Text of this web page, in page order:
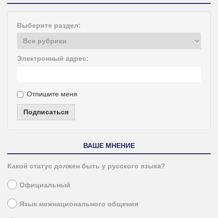
Выберите раздел:
Электронный адрес:
Отпишите меня
Подписаться
ВАШЕ МНЕНИЕ
Какой статус должен быть у русского языка?
Официальный
Язык межнационального общения